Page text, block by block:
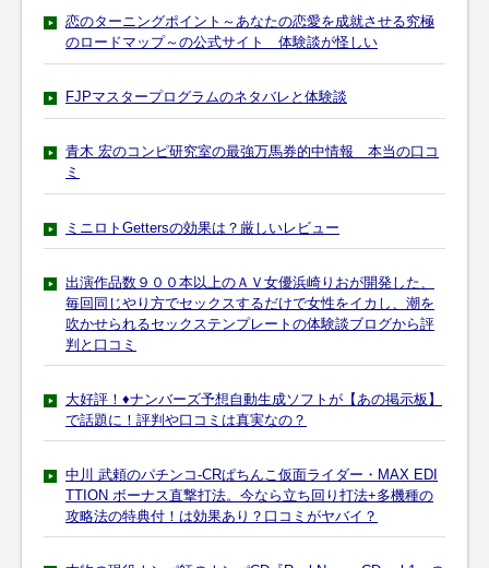
恋のターニングポイント～あなたの恋愛を成就させる究極
のロードマップ～の公式サイト 体験談が怪しい
FJPマスタープログラムのネタバレと体験談
青木 宏のコンピ研究室の最強万馬券的中情報 本当の口コ
ミ
ミニロトGettersの効果は？厳しいレビュー
出演作品数９００本以上のＡＶ女優浜崎りおが開発した、
毎回同じやり方でセックスするだけで女性をイカし、潮を
吹かせられるセックステンプレートの体験談ブログから評
判と口コミ
大好評！♦ナンバーズ予想自動生成ソフトが【あの掲示板】
で話題に！評判や口コミは真実なの？
中川 武頼のパチンコ-CRぱちんこ仮面ライダー・MAX EDI
TTION ボーナス直撃打法。今なら立ち回り打法+多機種の
攻略法の特典付！は効果あり？口コミがヤバイ？